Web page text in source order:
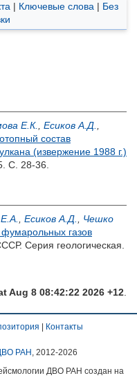
| Ключевые слова | Без
Е.К. Есиков А.Д.
состав
(извержение 1988 г.)
С. 28-36.
Есиков А.Д.
Чешко
газов
Серия геологическая.
Aug 8 08:42:22 2026 +12
Контакты
РАН , 2012-2026
ДВО РАН создан на